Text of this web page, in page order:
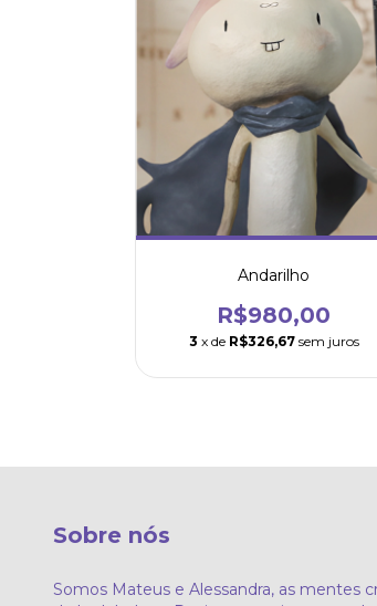
Andarilho
R$980,00
3 x de R$326,67 sem juros
Sobre nós
Somos Mateus e Alessandra, as mentes